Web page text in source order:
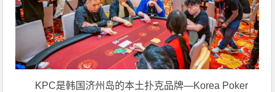
KPC是韩国济州岛的本土扑克品牌—Korea Poker